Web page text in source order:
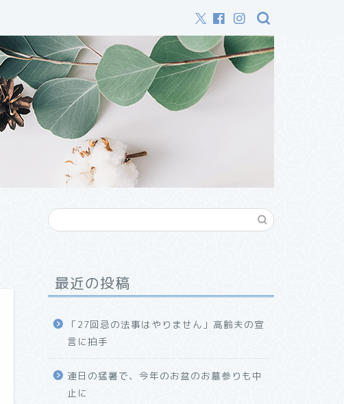
最近の投稿
「27回忌の法事はやりません」高齢夫の宣
言に拍手
連日の猛暑で、今年のお盆のお墓参りも中
止に